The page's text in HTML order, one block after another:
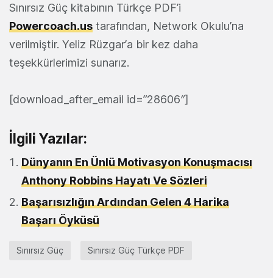
Sınırsız Güç kitabının Türkçe PDF’i
Powercoach.us tarafından, Network Okulu’na
verilmiştir. Yeliz Rüzgar’a bir kez daha
teşekkürlerimizi sunarız.
[download_after_email id=”28606″]
İlgili Yazılar:
Dünyanın En Ünlü Motivasyon Konuşmacısı
Anthony Robbins Hayatı Ve Sözleri
Başarısızlığın Ardından Gelen 4 Harika
Başarı Öyküsü
Sınırsız Güç Sınırsız Güç Türkçe PDF